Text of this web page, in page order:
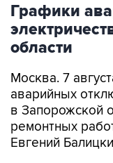
Графики
области
Москва. 7
аварийных
в Запорожской
ремонтных
Евгений